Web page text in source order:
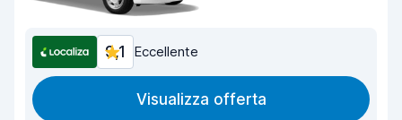
9,1 Eccellente
Visualizza offerta